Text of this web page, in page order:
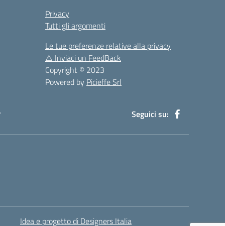
Privacy
Tutti gli argomenti
Le tue preferenze relative alla privacy
⚠️ Inviaci un FeedBack
Copyright © 2023
Powered by Picieffe Srl
Seguici su:
Idea e progetto di Designers Italia